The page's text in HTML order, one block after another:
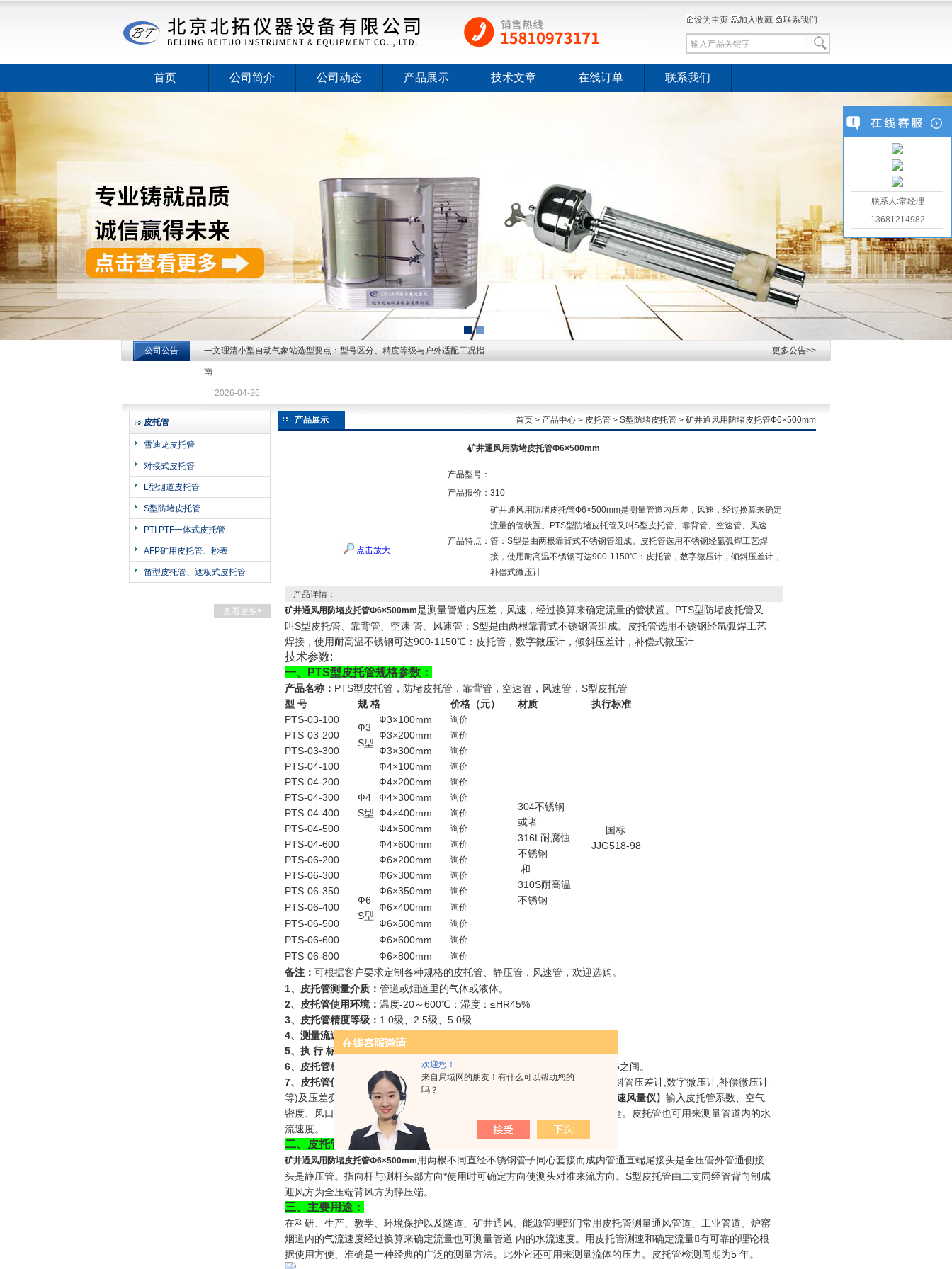
欢迎您！
来自局域网的朋友！有什么可以帮助您的
吗？
北京北拓仪器设备有限公司
设为主页 加入收藏 联系我们
首页 公司简介 公司动态 产品展示 技术文章 在线订单 联系我们
公司公告 一文理清小型自动气象站选型要点：型号区分、精度等级与户外适配工况指
南
2026-04-26
更多公告>>
皮托管
雪迪龙皮托管
对接式皮托管
L型烟道皮托管
S型防堵皮托管
PTI PTF一体式皮托管
AFP矿用皮托管、秒表
笛型皮托管、遮板式皮托管
查看更多+
产品展示 首页 > 产品中心 > 皮托管 > S型防堵皮托管 > 矿井通风用防堵皮托管Ф6×500mm
矿井通风用防堵皮托管Ф6×500mm
点击放大
产品型号：
产品报价： 310
产品特点：
矿井通风用防堵皮托管Ф6×500mm是测量管道内压差，风速，经过换算来确定
流量的管状置。PTS型防堵皮托管又叫S型皮托管、靠背管、空速管、风速
管：S型是由两根靠背式不锈钢管组成。皮托管选用不锈钢经氩弧焊工艺焊
接，使用耐高温不锈钢可达900-1150℃：皮托管，数字微压计，倾斜压差计，
补偿式微压计
产品详情：
矿井通风用防堵皮托管Ф6×500mm是测量管道内压差，风速，经过换算来确定流量的管状置。PTS型防堵皮托管又
叫S型皮托管、靠背管、空速 管、风速管：S型是由两根靠背式不锈钢管组成。皮托管选用不锈钢经氩弧焊工艺
焊接，使用耐高温不锈钢可达900-1150℃：皮托管，数字微压计，倾斜压差计，补偿式微压计
技术参数:
一、PTS型皮托管规格参数：
产品名称： PTS型皮托管，防堵皮托管，靠背管，空速管，风速管，S型皮托管
型 号
规 格 价格（元） 材质
执行标准
PTS-03-100
Ф3
S型
Ф3×100mm 询价
304不锈钢
或者
316L耐腐蚀
不锈钢
和
310S耐高温
不锈钢
国标
JJG518-98
PTS-03-200 Ф3×200mm 询价
PTS-03-300 Ф3×300mm 询价
PTS-04-100
Ф4
S型
Ф4×100mm 询价
PTS-04-200 Ф4×200mm 询价
PTS-04-300 Ф4×300mm 询价
PTS-04-400 Ф4×400mm 询价
PTS-04-500 Ф4×500mm 询价
PTS-04-600 Ф4×600mm 询价
PTS-06-200
Ф6
S型
Ф6×200mm 询价
PTS-06-300 Ф6×300mm 询价
PTS-06-350 Ф6×350mm 询价
PTS-06-400 Ф6×400mm 询价
PTS-06-500 Ф6×500mm 询价
PTS-06-600 Ф6×600mm 询价
PTS-06-800 Ф6×800mm 询价
备注： 可根据客户要求定制各种规格的皮托管、静压管，风速管，欢迎选购。
1、皮托管测量介质： 管道或烟道里的气体或液体。
2、皮托管使用环境： 温度-20～600℃；湿度：≤HR45%
3、皮托管精度等级： 1.0级、2.5级、5.0级
4、测量流速范围：
空气流速≤40m/s；水流速≤25m/s
5、执 行标 准：国标JJG518-98
6、皮托管标准系数：
L型皮托管在0.99～1.01之间；S型皮托管在0.81～0.86之间。
7、皮托管仪表连接：皮托管可连接各种压力仪表(如U型压力表,倾斜微压计,斜管压差计,数字微压计,补偿微压计
等)及压差变送器、二次仪表和进口各种压力仪表。 使用【
压力风速风量仪】输入皮托管系数、空气
密度、风口面积。可以直接读出压力、风速、风量值（三合一界面）方便快捷。皮托管也可用来测量管道内的水
流速度。
二、皮托管结构：
矿井通风用防堵皮托管Ф6×500mm 用两根不同直经不锈钢管子同心套接而成内管通直端尾接头是全压管外管通侧接
头是静压管。指向杆与测杆头部方向*使用时可确定方向使测头对准来流方向。S型皮托管由二支同经管背向制成
迎风方为全压端背风方为静压端。
三、主要用途：
在科研、生产、教学、环境保护以及隧道、矿井通风、能源管理部门常用皮托管测量通风管道、工业管道、炉窑
烟道内的气流速度经过换算来确定流量也可测量管道 内的水流速度。用皮托管测速和确定流量有可靠的理论根
据使用方便、准确是一种经典的广泛的测量方法。此外它还可用来测量流体的压力。皮托管检测周期为5 年。
联系人:常经理
13681214982